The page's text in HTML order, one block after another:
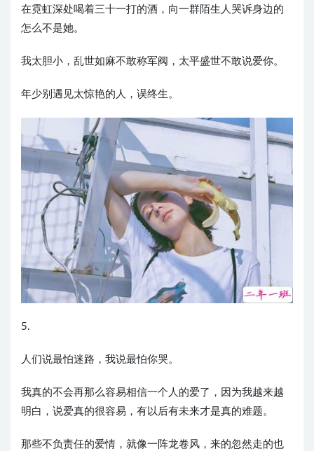
在霓虹深处喝着三十一打的酒，向一群陌生人哭诉身边的
怎么不是她。
我太胆小，乱世如麻不敢称军阀，太平盛世不敢说爱你。
年少别遇见太惊艳的人，误终生。
5.
人们说最怕迷路，我说最怕你哭。
我真的不会再那么容易相信一个人的爱了，因为我越来越
明白，说爱真的很容易，有以后有未来才是真的难题。
那些不负责任的爱情，就像一阵龙卷风，来的忽然走的也